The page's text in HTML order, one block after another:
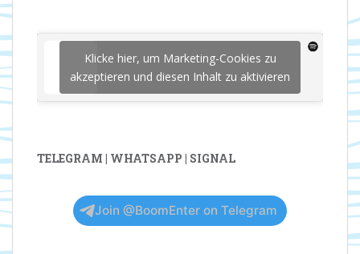
Klicke hier, um Marketing-Cookies zu
akzeptieren und diesen Inhalt zu aktivieren
TELEGRAM | WHATSAPP | SIGNAL
Join @BoomEnter on Telegram